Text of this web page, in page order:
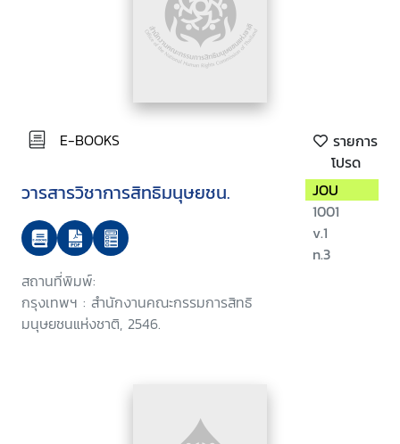
E-BOOKS
รายการ
โปรด
วารสารวิชาการสิทธิมนุษยชน.
สถานที่พิมพ์:
กรุงเทพฯ : สำนักงานคณะกรรมการสิทธิ
มนุษยชนแห่งชาติ, 2546.
JOU
1001
v.1
n.3